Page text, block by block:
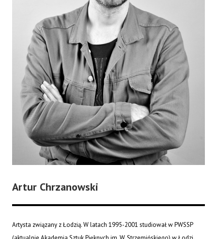
Artur Chrzanowski
Artysta związany z Łodzią. W latach 1995-2001 studiował w PWSSP